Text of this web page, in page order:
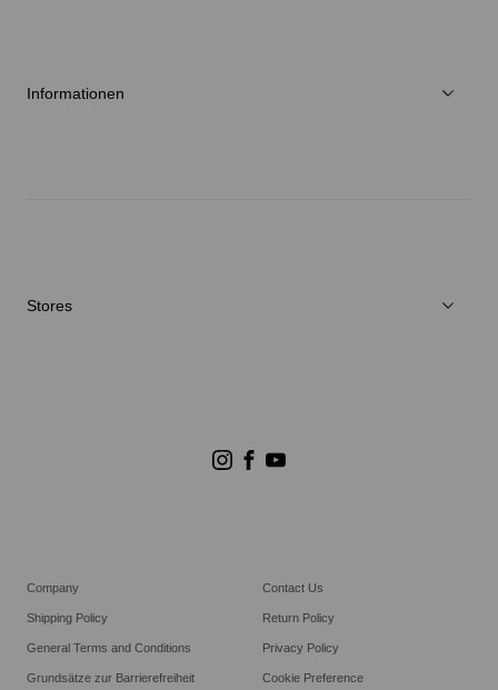
Informationen
Stores
Company Contact Us
Shipping Policy Return Policy
General Terms and Conditions Privacy Policy
Grundsätze zur Barrierefreiheit Cookie Preference